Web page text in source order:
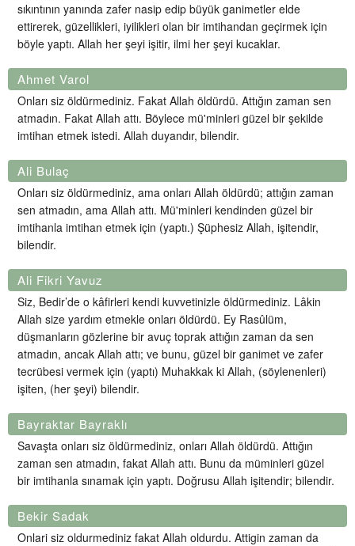
sıkıntının yanında zafer nasip edip büyük ganimetler elde
ettirerek, güzellikleri, iyilikleri olan bir imtihandan geçirmek için
böyle yaptı. Allah her şeyi işitir, ilmi her şeyi kucaklar.
Ahmet Varol
Onları siz öldürmediniz. Fakat Allah öldürdü. Attığın zaman sen
atmadın. Fakat Allah attı. Böylece mü'minleri güzel bir şekilde
imtihan etmek istedi. Allah duyandır, bilendir.
Ali Bulaç
Onları siz öldürmediniz, ama onları Allah öldürdü; attığın zaman
sen atmadın, ama Allah attı. Mü'minleri kendinden güzel bir
imtihanla imtihan etmek için (yaptı.) Şüphesiz Allah, işitendir,
bilendir.
Ali Fikri Yavuz
Siz, Bedir’de o kâfirleri kendi kuvvetinizle öldürmediniz. Lâkin
Allah size yardım etmekle onları öldürdü. Ey Rasûlüm,
düşmanların gözlerine bir avuç toprak attığın zaman da sen
atmadın, ancak Allah attı; ve bunu, güzel bir ganimet ve zafer
tecrübesi vermek için (yaptı) Muhakkak ki Allah, (söylenenleri)
işiten, (her şeyi) bilendir.
Bayraktar Bayraklı
Savaşta onları siz öldürmediniz, onları Allah öldürdü. Attığın
zaman sen atmadın, fakat Allah attı. Bunu da müminleri güzel
bir imtihanla sınamak için yaptı. Doğrusu Allah işitendir; bilendir.
Bekir Sadak
Onlari siz oldurmediniz fakat Allah oldurdu. Attigin zaman da